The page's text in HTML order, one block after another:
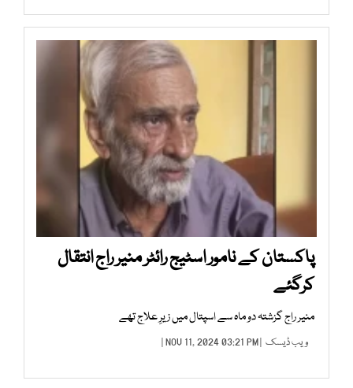
پاکستان کے نامور اسٹیج رائٹر منیر راج انتقال
کرگئے
منیر راج گزشتہ دو ماہ سے اسپتال میں زیرِ علاج تھے
ویب ڈیسک | NOV 11, 2024 03:21 PM |